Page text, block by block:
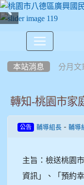
本站消息 分月文
轉知-桃園市家
公告 輔導組長 - 輔導
主旨：檢送桃園
資訊」、「預約